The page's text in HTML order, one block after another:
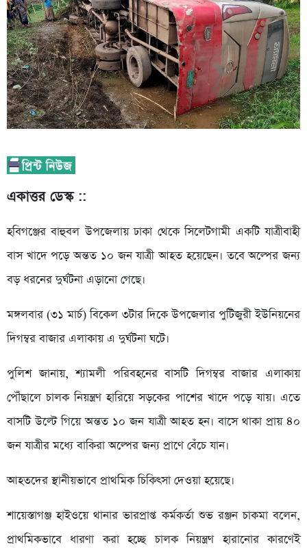
একাত্তর ডেস্ক ::
হবিগঞ্জের বাহুবল উপজেলায় ঢাকা থেকে সিলেটগামী একটি যাত্রীবাহী
বাস খাদে পড়ে অন্তত ১০ জন যাত্রী আহত হয়েছেন। তবে অল্পের জন্য
বড় ধরনের দুর্ঘটনা এড়ানো গেছে।
মঙ্গলবার (৩১ মার্চ) বিকেল ৩টার দিকে উপজেলার পুটিজুরী ইউনিয়নের
দিগম্বর বাজার এলাকায় এ দুর্ঘটনা ঘটে।
পুলিশ জানায়, শ্যামলী পরিবহনের বাসটি দিগম্বর বাজার এলাকায়
পৌঁছালে চালক নিয়ন্ত্রণ হারিয়ে সড়কের পাশের খাদে পড়ে যায়। এতে
বাসটি উল্টে গিয়ে অন্তত ১০ জন যাত্রী আহত হন। বাসে থাকা প্রায় ৪০
জন যাত্রীর মধ্যে বাকিরা অল্পের জন্য প্রাণে বেঁচে যান।
আহতদের স্থানীয়ভাবে প্রাথমিক চিকিৎসা দেওয়া হয়েছে।
শায়েস্তাগঞ্জ হাইওয়ে থানার ভারপ্রাপ্ত কর্মকর্তা শুভ রঞ্জন চাকমা বলেন,
প্রাথমিকভাবে ধারণা করা হচ্ছে চালক নিয়ন্ত্রণ হারানোর কারণেই